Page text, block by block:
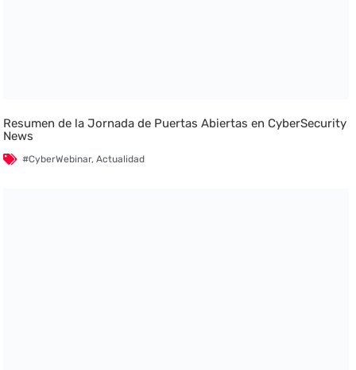
Resumen de la Jornada de Puertas Abiertas en CyberSecurity
News
#CyberWebinar,Actualidad